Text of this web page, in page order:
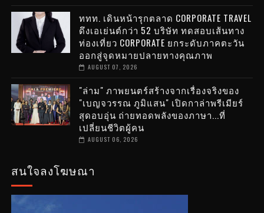
ททท. เดินหน้ารุกตลาด CORPORATE TRAVEL
ดึงเอเย่นต์กว่า 52 บริษัท ทดสอบเส้นทาง
ท่องเที่ยว CORPORATE ยกระดับภาคตะวัน
ออกสู่จุดหมายปลายทางคุณภาพ
AUGUST 07, 2026
"ล่าม" ภาพยนตร์สร้างจากเรื่องจริงของ
"เบญจวรรณ ภูมิแสน" เปิดกาล่าพรีเมียร์
สุดอบอุ่น ถ่ายทอดพลังของภาษา...ที่
เปลี่ยนชีวิตผู้คน
AUGUST 06, 2026
สนใจลงโฆษณา